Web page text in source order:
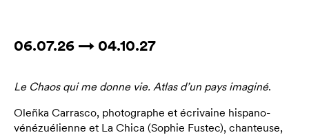
06.07.26 → 04.10.27
Le Chaos qui me donne vie. Atlas d’un pays imaginé.
Oleñka Carrasco, photographe et écrivaine hispano-
vénézuélienne et La Chica (Sophie Fustec), chanteuse,